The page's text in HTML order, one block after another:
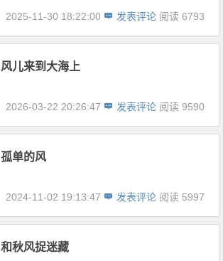
2025-11-30 18:22:00 发表评论 阅读 6793
风儿来到大海上
2026-03-22 20:26:47 发表评论 阅读 9590
孤单的风
2024-11-02 19:13:47 发表评论 阅读 5997
和秋风捉迷藏